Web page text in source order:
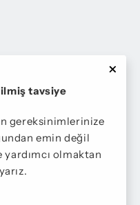
tavsiye
gereksinimlerinize
emin değil
yardımcı olmaktan